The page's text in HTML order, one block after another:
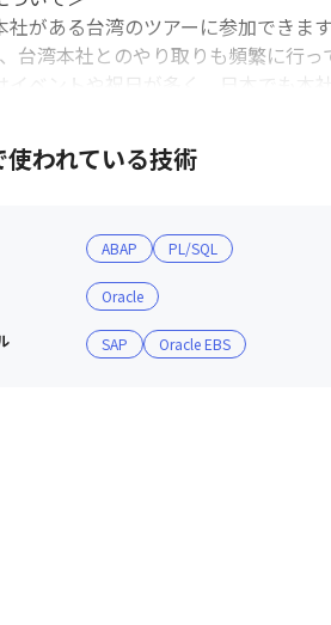
社がある台湾のツアーに参加できます
台湾本社とのやり取りも頻繁に行っ
イベントや祝日が多く、日本でも
毎月支給）＞
習会への参加費用補助があります。
ート、情報セキュリティマネジメント
技術者
技術者
ーク/データベーススペシャリスト、
われている技術
ABAP PL/SQL
Oracle
SAP Oracle EBS